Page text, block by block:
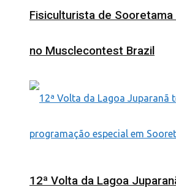
Fisiculturista de
no Musclecontest Brazil
12ª Volta da Lagoa